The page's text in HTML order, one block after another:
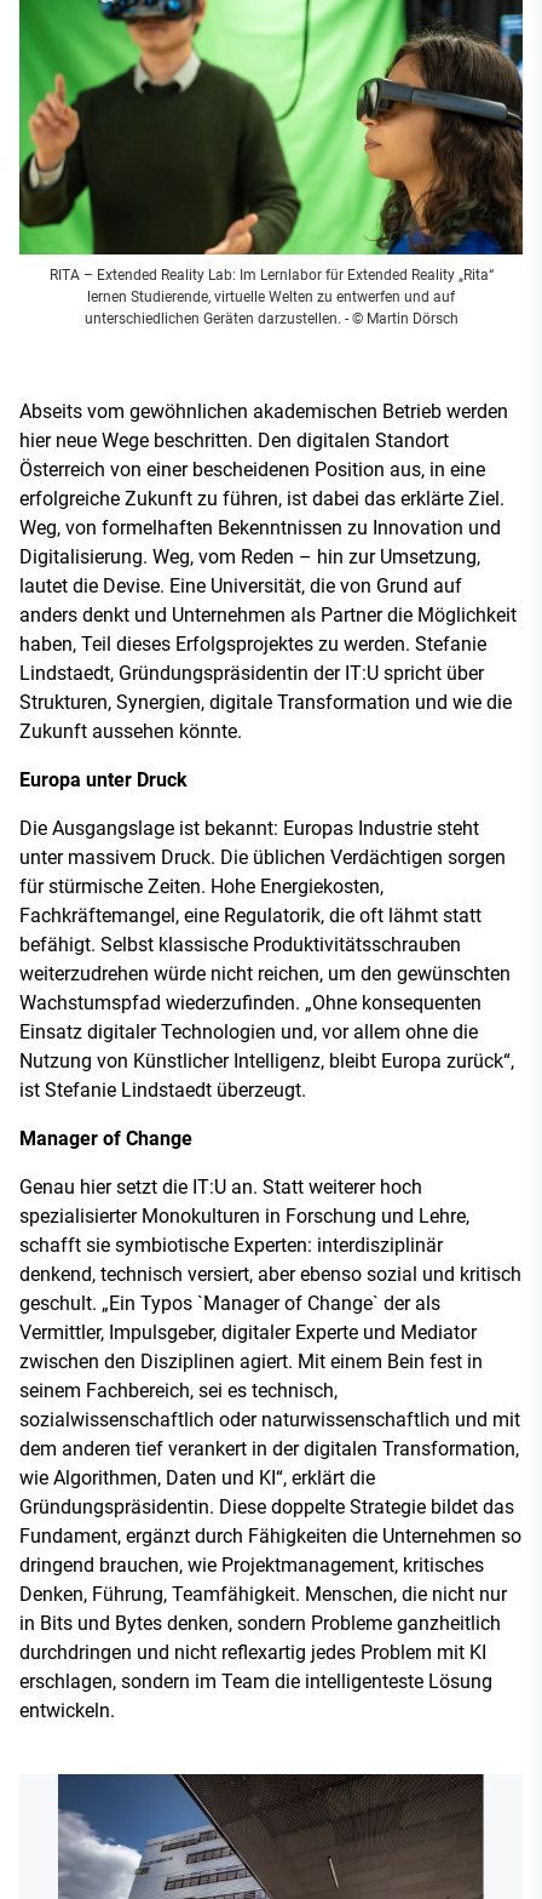
RITA – Extended Reality Lab: Im Lernlabor für Extended Reality „Rita“
lernen Studierende, virtuelle Welten zu entwerfen und auf
unterschiedlichen Geräten darzustellen. - © Martin Dörsch
Abseits vom gewöhnlichen akademischen Betrieb werden
hier neue Wege beschritten. Den digitalen Standort
Österreich von einer bescheidenen Position aus, in eine
erfolgreiche Zukunft zu führen, ist dabei das erklärte Ziel.
Weg, von formelhaften Bekenntnissen zu Innovation und
Digitalisierung. Weg, vom Reden – hin zur Umsetzung,
lautet die Devise. Eine Universität, die von Grund auf
anders denkt und Unternehmen als Partner die Möglichkeit
haben, Teil dieses Erfolgsprojektes zu werden. Stefanie
Lindstaedt, Gründungspräsidentin der IT:U spricht über
Strukturen, Synergien, digitale Transformation und wie die
Zukunft aussehen könnte.
Europa unter Druck
Die Ausgangslage ist bekannt: Europas Industrie steht
unter massivem Druck. Die üblichen Verdächtigen sorgen
für stürmische Zeiten. Hohe Energiekosten,
Fachkräftemangel, eine Regulatorik, die oft lähmt statt
befähigt. Selbst klassische Produktivitätsschrauben
weiterzudrehen würde nicht reichen, um den gewünschten
Wachstumspfad wiederzufinden. „Ohne konsequenten
Einsatz digitaler Technologien und, vor allem ohne die
Nutzung von Künstlicher Intelligenz, bleibt Europa zurück“,
ist Stefanie Lindstaedt überzeugt.
Manager of Change
Genau hier setzt die IT:U an. Statt weiterer hoch
spezialisierter Monokulturen in Forschung und Lehre,
schafft sie symbiotische Experten: interdisziplinär
denkend, technisch versiert, aber ebenso sozial und kritisch
geschult. „Ein Typos `Manager of Change` der als
Vermittler, Impulsgeber, digitaler Experte und Mediator
zwischen den Disziplinen agiert. Mit einem Bein fest in
seinem Fachbereich, sei es technisch,
sozialwissenschaftlich oder naturwissenschaftlich und mit
dem anderen tief verankert in der digitalen Transformation,
wie Algorithmen, Daten und KI“, erklärt die
Gründungspräsidentin. Diese doppelte Strategie bildet das
Fundament, ergänzt durch Fähigkeiten die Unternehmen so
dringend brauchen, wie Projektmanagement, kritisches
Denken, Führung, Teamfähigkeit. Menschen, die nicht nur
in Bits und Bytes denken, sondern Probleme ganzheitlich
durchdringen und nicht reflexartig jedes Problem mit KI
erschlagen, sondern im Team die intelligenteste Lösung
entwickeln.